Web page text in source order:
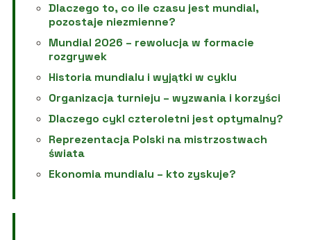
Dlaczego to, co ile czasu jest mundial,
pozostaje niezmienne?
Mundial 2026 – rewolucja w formacie
rozgrywek
Historia mundialu i wyjątki w cyklu
Organizacja turnieju – wyzwania i korzyści
Dlaczego cykl czteroletni jest optymalny?
Reprezentacja Polski na mistrzostwach
świata
Ekonomia mundialu – kto zyskuje?